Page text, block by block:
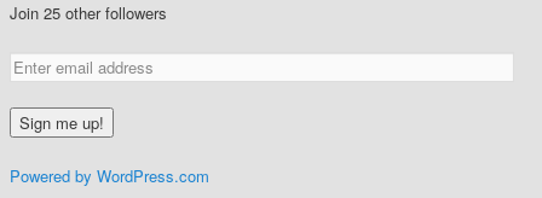
Join 25 other followers
Powered by WordPress.com